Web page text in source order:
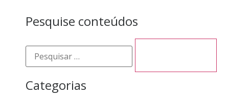
Pesquise conteúdos
Categorias